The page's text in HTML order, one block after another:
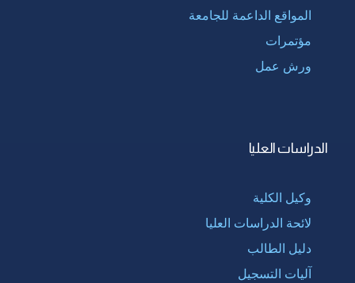
المواقع الداعمة للجامعة
مؤتمرات
ورش عمل
الدراسات العليا
وكيل الكلية
لائحة الدراسات العليا
دليل الطالب
آليات التسجيل